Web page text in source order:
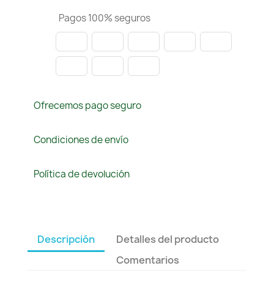
Pagos 100% seguros
Ofrecemos pago seguro
Condiciones de envío
Política de devolución
Descripción
Detalles del producto
Comentarios